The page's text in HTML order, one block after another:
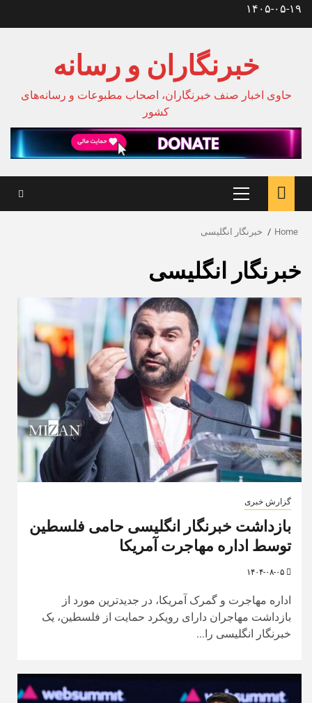
Skip۱۴۰۵-۰۵-۱۹
خبرنگاران و رسانه
حاوی اخبار صنف خبرنگاران، اصحاب مطبوعات و رسانه‌های
کشور
Primary
Menu
Home خبرنگار انگلیسی
خبرنگار انگلیسی
گزارش خبری
بازداشت خبرنگار انگلیسی حامی فلسطین
توسط اداره مهاجرت آمریکا
اداره مهاجرت و گمرک آمریکا، در جدیدترین مورد از
بازداشت مهاجران دارای رویکرد حمایت از فلسطین، یک
خبرنگار انگلیسی را...